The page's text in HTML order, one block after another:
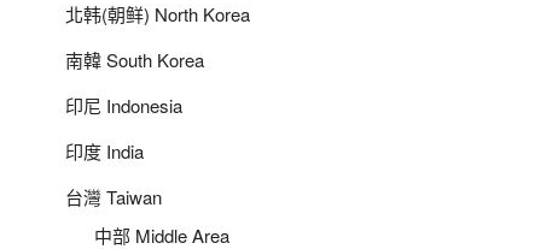
北韩(朝鲜) North Korea
南韓 South Korea
印尼 Indonesia
印度 India
台灣 Taiwan
中部 Middle Area